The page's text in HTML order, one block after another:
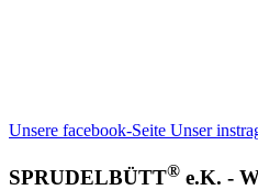
Unsere facebook-Seite Unser
SPRUDELBÜTT® e.K. -